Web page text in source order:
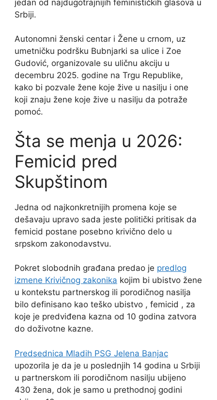
jedan od najdugotrajnijih feminističkih glasova u
Srbiji.
Autonomni ženski centar i Žene u crnom, uz
umetničku podršku Bubnjarki sa ulice i Zoe
Gudović, organizovale su uličnu akciju u
decembru 2025. godine na Trgu Republike,
kako bi pozvale žene koje žive u nasilju i one
koji znaju žene koje žive u nasilju da potraže
pomoć.
Šta se menja u 2026:
Femicid pred
Skupštinom
Jedna od najkonkretnijih promena koje se
dešavaju upravo sada jeste politički pritisak da
femicid postane posebno krivično delo u
srpskom zakonodavstvu.
Pokret slobodnih građana predao je predlog
izmene Krivičnog zakonika kojim bi ubistvo žene
u kontekstu partnerskog ili porodičnog nasilja
bilo definisano kao teško ubistvo , femicid , za
koje je predviđena kazna od 10 godina zatvora
do doživotne kazne.
Predsednica Mladih PSG Jelena Banjac
upozorila je da je u poslednjih 14 godina u Srbiji
u partnerskom ili porodičnom nasilju ubijeno
430 žena, dok je samo u prethodnoj godini